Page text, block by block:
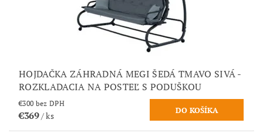
HOJDAČKA ZÁHRADNÁ MEGI ŠEDÁ TMAVO SIVÁ -
ROZKLADACIA NA POSTEĽ S PODUŠKOU
€300 bez DPH
€369/ ks